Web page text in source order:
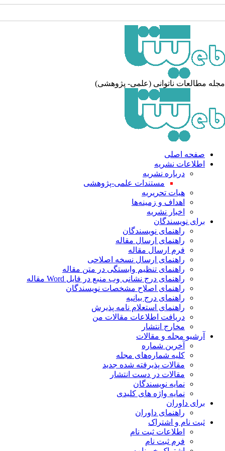
مطالعات ناتوانی (علمی- پژوهشی)
صفحه اصلی
اطلاعات نشریه
درباره نشریه
مستندات علمی-پژوهشی
هیات تحریریه
اهداف و زمینه‌ها
اخبار نشریه
برای نویسندگان
راهنمای نویسندگان
راهنمای ارسال مقاله
فرم ارسال مقاله
راهنمای ارسال نسخه اصلاحی
راهنمای تنظیم وابستگی در متن مقاله
راهنمای درج نشانی وب منبع در فایل Word مقاله
راهنمای اصلاح مشخصات نویسندگان
راهنمای درج بیانیه
راهنمای استعلام نامه پذیرش
دریافت اطلاعات مقالات من
مخارج انتشار
آرشیو مجله و مقالات
آخرین شماره
کلیه شماره‌های مجله
مقالات پذیرفته شده جدید
مقالات در دست انتشار
نمایه نویسندگان
نمایه واژه های کلیدی
برای داوران
راهنمای داوران
ثبت نام و اشتراک
اطلاعات ثبت نام
فرم ثبت نام